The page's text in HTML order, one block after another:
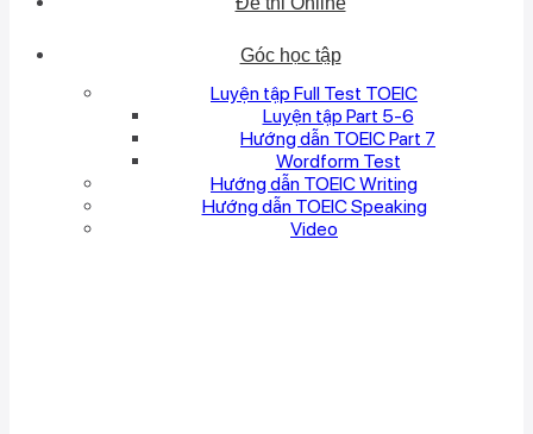
Góc học tập
Luyện tập Full Test TOEIC
Luyện tập Part 5-6
Hướng dẫn TOEIC Part 7
Wordform Test
Hướng dẫn TOEIC Writing
Hướng dẫn TOEIC Speaking
Video